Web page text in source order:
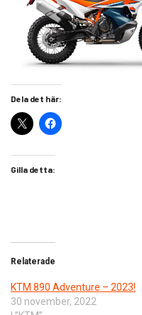
Dela det här:
Gilla detta:
Relaterade
KTM 890 Adventure – 2023!
30 november, 2022